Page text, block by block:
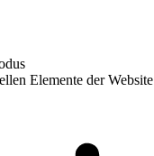
Elemente der Website